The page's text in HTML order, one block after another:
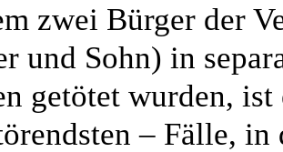
zwei Bürger der
und Sohn) in
getötet wurden,
– Fälle,